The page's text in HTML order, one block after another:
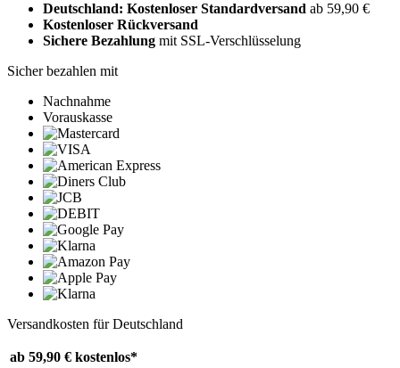
Deutschland: Kostenloser Standardversand ab 59,90 €
Kostenloser Rückversand
Sichere Bezahlung mit SSL-Verschlüsselung
Sicher bezahlen mit
Nachnahme
Vorauskasse
Versandkosten für Deutschland
ab 59,90 € kostenlos*